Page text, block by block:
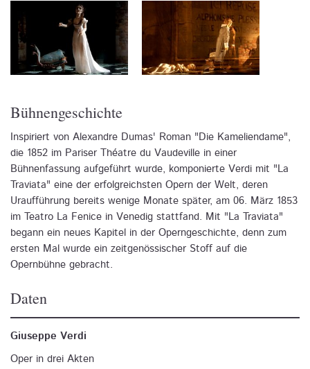
Bühnengeschichte
Inspiriert von Alexandre Dumas' Roman "Die Kameliendame",
die 1852 im Pariser Théatre du Vaudeville in einer
Bühnenfassung aufgeführt wurde, komponierte Verdi mit "La
Traviata" eine der erfolgreichsten Opern der Welt, deren
Uraufführung bereits wenige Monate später, am 06. März 1853
im Teatro La Fenice in Venedig stattfand. Mit "La Traviata"
begann ein neues Kapitel in der Operngeschichte, denn zum
ersten Mal wurde ein zeitgenössischer Stoff auf die
Opernbühne gebracht.
Daten
Giuseppe Verdi
Oper in drei Akten